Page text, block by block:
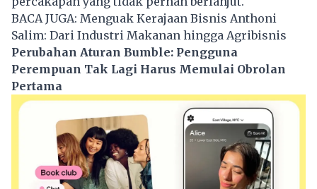
BACA JUGA: Menguak Kerajaan Bisnis Anthoni
Salim: Dari Industri Makanan hingga Agribisnis
Perubahan Aturan Bumble: Pengguna
Perempuan Tak Lagi Harus Memulai Obrolan
Pertama